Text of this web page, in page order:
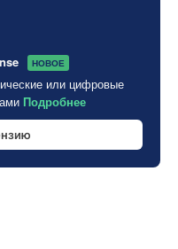
НОВОЕ
или цифровые
Подробнее